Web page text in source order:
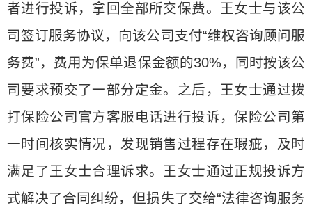
者进行投诉，拿回全部所交保费。王女士与该公
司签订服务协议，向该公司支付“维权咨询顾问服
务费”，费用为保单退保金额的30%，同时按该公
司要求预交了一部分定金。之后，王女士通过拨
打保险公司官方客服电话进行投诉，保险公司第
一时间核实情况，发现销售过程存在瑕疵，及时
满足了王女士合理诉求。王女士通过正规投诉方
式解决了合同纠纷，但损失了交给“法律咨询服务